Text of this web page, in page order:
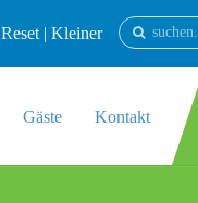
Reset | Kleiner
Gäste Kontakt